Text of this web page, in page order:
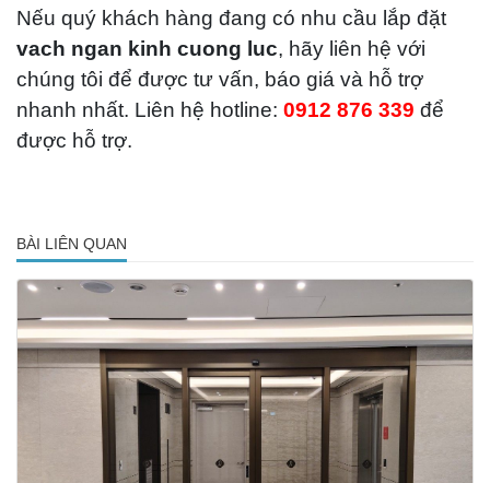
Nếu quý khách hàng đang có nhu cầu lắp đặt
vach ngan kinh cuong luc, hãy liên hệ với
chúng tôi để được tư vấn, báo giá và hỗ trợ
nhanh nhất. Liên hệ hotline: 0912 876 339 để
được hỗ trợ.
BÀI LIÊN QUAN